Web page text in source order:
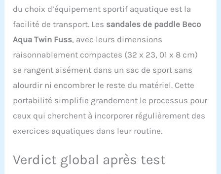
du choix d’équipement sportif aquatique est la
facilité de transport. Les sandales de paddle Beco
Aqua Twin Fuss, avec leurs dimensions
raisonnablement compactes (32 x 23, 01 x 8 cm)
se rangent aisément dans un sac de sport sans
alourdir ni encombrer le reste du matériel. Cette
portabilité simplifie grandement le processus pour
ceux qui cherchent à incorporer régulièrement des
exercices aquatiques dans leur routine.
Verdict global après test